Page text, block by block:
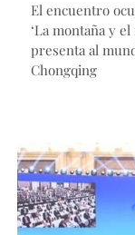
El encuentro
‘La montaña y
presenta al
Chongqing